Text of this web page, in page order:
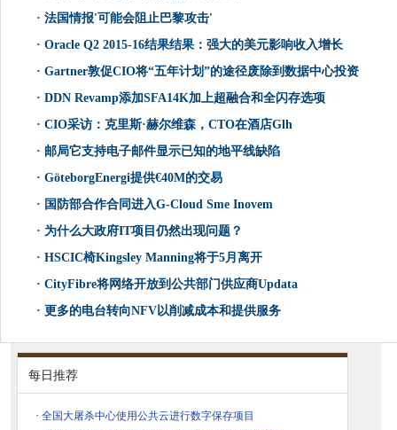
· 法国情报'可能会阻止巴黎攻击'
· Oracle Q2 2015-16结果结果：强大的美元影响收入增长
· Gartner敦促CIO将“五年计划”的途径废除到数据中心投资
· DDN Revamp添加SFA14K加上超融合和全闪存选项
· CIO采访：克里斯·赫尔维森，CTO在酒店Glh
· 邮局它支持电子邮件显示已知的地平线缺陷
· GöteborgEnergi提供€40M的交易
· 国防部合作合同进入G-Cloud Sme Inovem
· 为什么大政府IT项目仍然出现问题？
· HSCIC椅Kingsley Manning将于5月离开
· CityFibre将网络开放到公共部门供应商Updata
· 更多的电台转向NFV以削减成本和提供服务
每日推荐
· 全国大屠杀中心使用公共云进行数字保存项目